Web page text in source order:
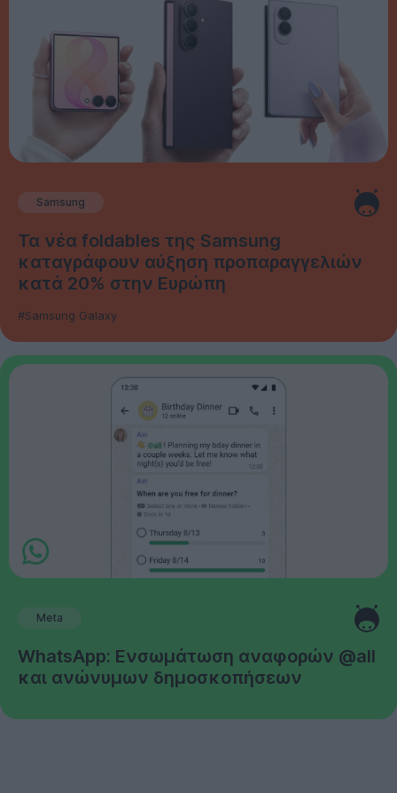
Samsung
Τα νέα foldables της Samsung
καταγράφουν αύξηση προπαραγγελιών
κατά 20% στην Ευρώπη
#Samsung Galaxy
Meta
WhatsApp: Ενσωμάτωση αναφορών @all
και ανώνυμων δημοσκοπήσεων